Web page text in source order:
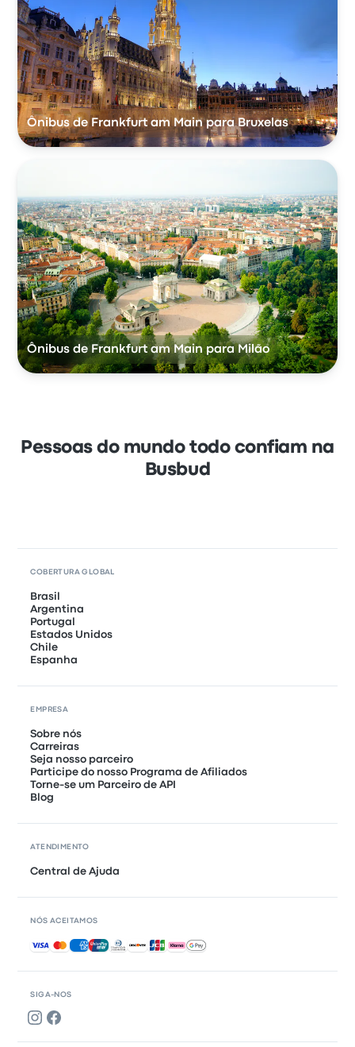
Ônibus de Frankfurt am Main para Bruxelas
Ônibus de Frankfurt am Main para Milão
Pessoas do mundo todo confiam na
Busbud
SIGA-NOS
COBERTURA GLOBAL
Brasil
Argentina
Portugal
Estados Unidos
Chile
Espanha
EMPRESA
Sobre nós
Carreiras
Seja nosso parceiro
Participe do nosso Programa de Afiliados
Torne-se um Parceiro de API
Blog
ATENDIMENTO
Central de Ajuda
NÓS ACEITAMOS
Pagamentos aceitos